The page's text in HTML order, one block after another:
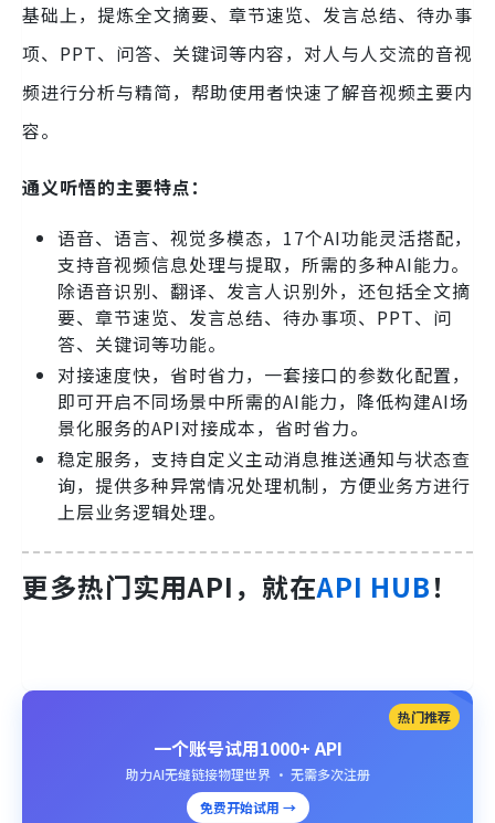
基础上，提炼全文摘要、章节速览、发言总结、待办事
项、PPT、问答、关键词等内容，对人与人交流的音视
频进行分析与精简，帮助使用者快速了解音视频主要内
容。
通义听悟的主要特点：
语音、语言、视觉多模态，17个AI功能灵活搭配，
支持音视频信息处理与提取，所需的多种AI能力。
除语音识别、翻译、发言人识别外，还包括全文摘
要、章节速览、发言总结、待办事项、PPT、问
答、关键词等功能。
对接速度快，省时省力，一套接口的参数化配置，
即可开启不同场景中所需的AI能力，降低构建AI场
景化服务的API对接成本，省时省力。
稳定服务，支持自定义主动消息推送通知与状态查
询，提供多种异常情况处理机制，方便业务方进行
上层业务逻辑处理。
更多热门实用API，就在API HUB！
热门推荐
一个账号试用1000+ API
助力AI无缝链接物理世界 · 无需多次注册
免费开始试用 →